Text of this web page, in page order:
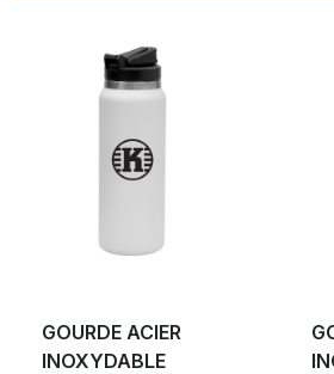
GOURDE ACIER
INOXYDABLE